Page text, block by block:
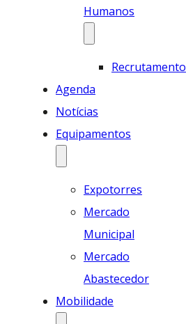
Humanos
Recrutamento
Agenda
Notícias
Equipamentos
Expotorres
Mercado
Municipal
Mercado
Abastecedor
Mobilidade